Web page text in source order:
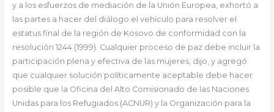
y a los esfuerzos de mediación de la Unión Europea, exhortó a
las partes a hacer del diálogo el vehículo para resolver el
estatus final de la región de Kosovo de conformidad con la
resolución 1244 (1999). Cualquier proceso de paz debe incluir la
participación plena y efectiva de las mujeres, dijo, y agregó
que cualquier solución políticamente aceptable debe hacer
posible que la Oficina del Alto Comisionado de las Naciones
Unidas para los Refugiados (ACNUR) y la Organización para la